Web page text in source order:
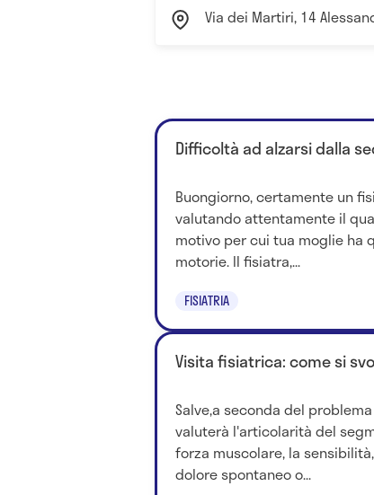
Via dei Martiri, 14
Difficoltà ad alzarsi dalla
Buongiorno, certamente un
valutando attentamente il
motivo per cui tua moglie ha
motorie. Il fisiatra,...
FISIATRIA
Visita fisiatrica: come si
Salve,a seconda del
valuterà l'articolarità del
forza muscolare, la
dolore spontaneo o...